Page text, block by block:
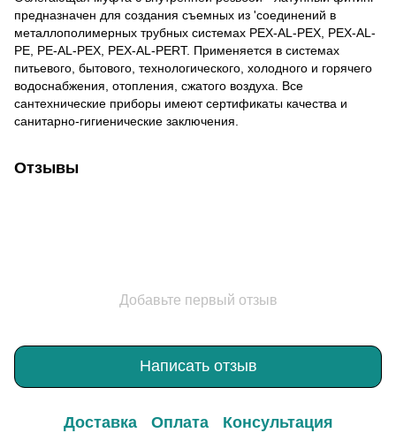
предназначен для создания съемных из 'соединений в
металлополимерных трубных системах PEX-AL-PEX, PEX-AL-
PE, PE-AL-PEX, PEX-AL-PERT. Применяется в системах
питьевого, бытового, технологического, холодного и горячего
водоснабжения, отопления, сжатого воздуха. Все
сантехнические приборы имеют сертификаты качества и
санитарно-гигиенические заключения.
Отзывы
Добавьте первый отзыв
Написать отзыв
Доставка Оплата Консультация